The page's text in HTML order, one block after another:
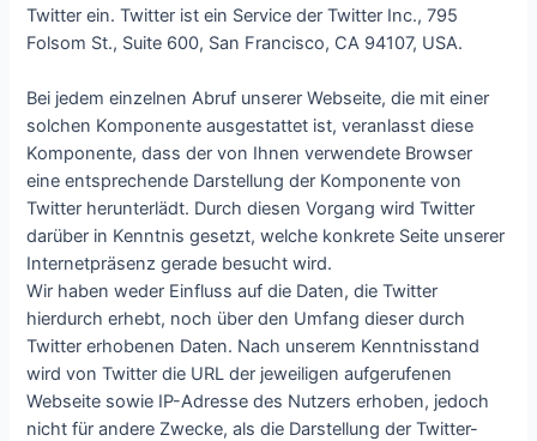
Twitter ein. Twitter ist ein Service der Twitter Inc., 795
Folsom St., Suite 600, San Francisco, CA 94107, USA.
Bei jedem einzelnen Abruf unserer Webseite, die mit einer
solchen Komponente ausgestattet ist, veranlasst diese
Komponente, dass der von Ihnen verwendete Browser
eine entsprechende Darstellung der Komponente von
Twitter herunterlädt. Durch diesen Vorgang wird Twitter
darüber in Kenntnis gesetzt, welche konkrete Seite unserer
Internetpräsenz gerade besucht wird.
Wir haben weder Einfluss auf die Daten, die Twitter
hierdurch erhebt, noch über den Umfang dieser durch
Twitter erhobenen Daten. Nach unserem Kenntnisstand
wird von Twitter die URL der jeweiligen aufgerufenen
Webseite sowie IP-Adresse des Nutzers erhoben, jedoch
nicht für andere Zwecke, als die Darstellung der Twitter-